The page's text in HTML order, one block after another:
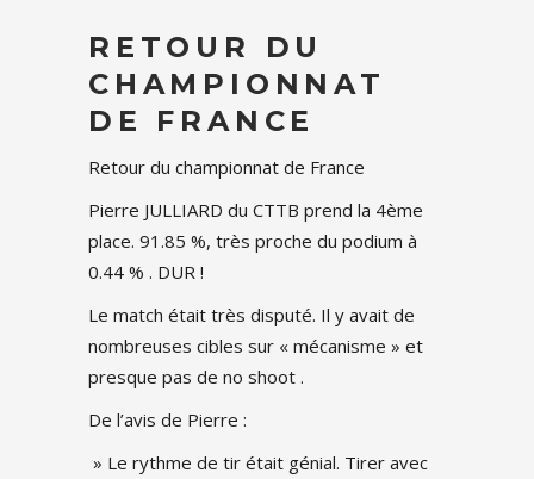
RETOUR DU
CHAMPIONNAT
DE FRANCE
Retour du championnat de France
Pierre JULLIARD du CTTB prend la 4ème
place. 91.85 %, très proche du podium à
0.44 % . DUR !
Le match était très disputé. Il y avait de
nombreuses cibles sur « mécanisme » et
presque pas de no shoot .
De l’avis de Pierre :
» Le rythme de tir était génial. Tirer avec